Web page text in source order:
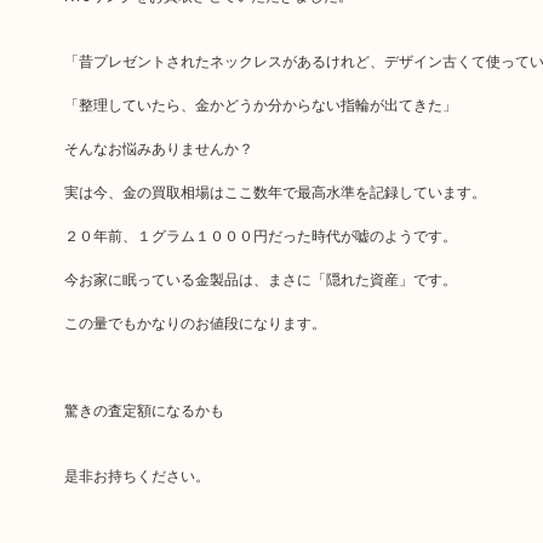
「昔プレゼントされたネックレスがあるけれど、デザイン古くて使って
「整理していたら、金かどうか分からない指輪が出てきた」
そんなお悩みありませんか？
実は今、金の買取相場はここ数年で最高水準を記録しています。
２０年前、１グラム１０００円だった時代が嘘のようです。
今お家に眠っている金製品は、まさに「隠れた資産」です。
この量でもかなりのお値段になります。
驚きの査定額になるかも
是非お持ちください。